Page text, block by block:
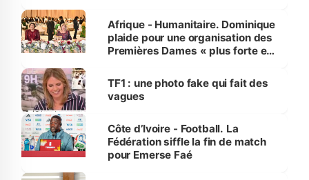
Afrique - Humanitaire. Dominique
plaide pour une organisation des
Premières Dames « plus forte et
sur la scène internationale »
TF1 : une photo fake qui fait des
vagues
Côte d’Ivoire - Football. La
Fédération siffle la fin de match
pour Emerse Faé